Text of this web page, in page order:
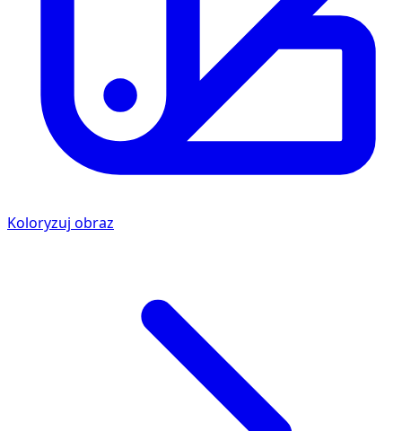
Koloryzuj obraz